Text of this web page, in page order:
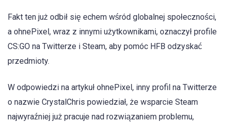
Fakt ten już odbił się echem wśród globalnej społeczności,
a ohnePixel, wraz z innymi użytkownikami, oznaczył profile
CS:GO na Twitterze i Steam, aby pomóc HFB odzyskać
przedmioty.
W odpowiedzi na artykuł ohnePixel, inny profil na Twitterze
o nazwie CrystalChris powiedział, że wsparcie Steam
najwyraźniej już pracuje nad rozwiązaniem problemu,